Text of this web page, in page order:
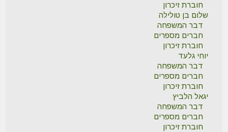
חוברת זיכרון
שלום בן טולילה
דבר המשפחה
חברים מספרים
חוברת זיכרון
יוחי גלעד
דבר המשפחה
חברים מספרים
חוברת זיכרון
יגאל הלביץ
דבר המשפחה
חברים מספרים
חוברת זיכרון